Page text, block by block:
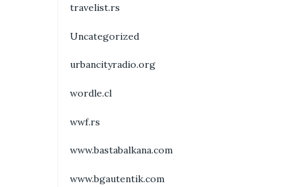
travelist.rs
Uncategorized
urbancityradio.org
wordle.cl
wwf.rs
www.bastabalkana.com
www.bgautentik.com